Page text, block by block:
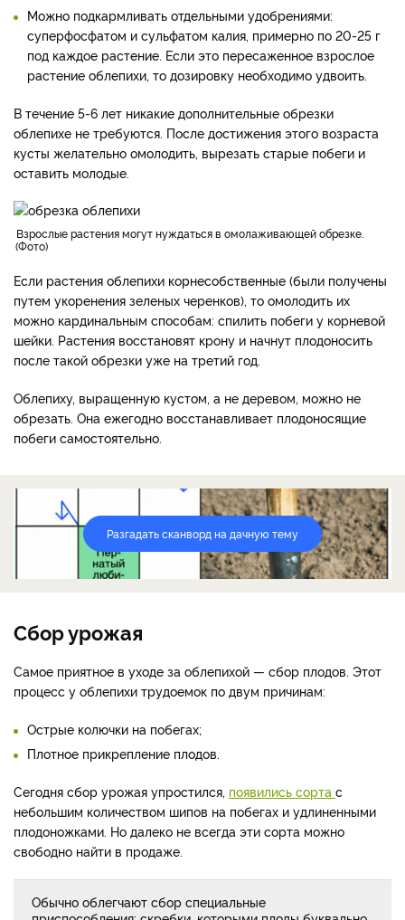
Можно подкармливать отдельными удобрениями:
суперфосфатом и сульфатом калия, примерно по 20-25 г
под каждое растение. Если это пересаженное взрослое
растение облепихи, то дозировку необходимо удвоить.
В течение 5-6 лет никакие дополнительные обрезки
облепихе не требуются. После достижения этого возраста
кусты желательно омолодить, вырезать старые побеги и
оставить молодые.
Взрослые растения могут нуждаться в омолаживающей обрезке.
Фото
Если растения облепихи корнесобственные (были получены
путем укоренения зеленых черенков), то омолодить их
можно кардинальным способам: спилить побеги у корневой
шейки. Растения восстановят крону и начнут плодоносить
после такой обрезки уже на третий год.
Облепиху, выращенную кустом, а не деревом, можно не
обрезать. Она ежегодно восстанавливает плодоносящие
побеги самостоятельно.
Разгадать сканворд на дачную тему
Сбор урожая
Самое приятное в уходе за облепихой — сбор плодов. Этот
процесс у облепихи трудоемок по двум причинам:
Острые колючки на побегах;
Плотное прикрепление плодов.
Сегодня сбор урожая упростился, появились сорта с
небольшим количеством шипов на побегах и удлиненными
плодоножками. Но далеко не всегда эти сорта можно
свободно найти в продаже.
Обычно облегчают сбор специальные